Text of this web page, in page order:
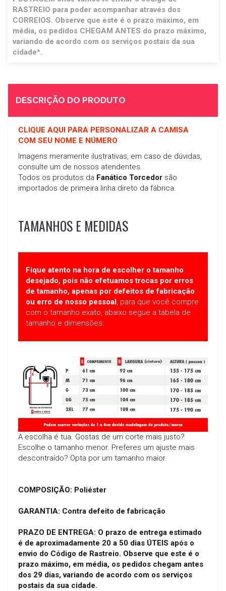
RASTREIO para poder acompanhar através dos
CORREIOS. Observe que este é o prazo máximo, em
média, os pedidos CHEGAM ANTES do prazo máximo,
variando de acordo com os serviços postais da sua
cidade*.
DESCRIÇÃO DO PRODUTO
CLIQUE AQUI PARA PERSONALIZAR A CAMISA
COM SEU NOME E NÚMERO
Imagens meramente ilustrativas, em caso de dúvidas,
consulte um de nossos atendentes.
Todos os produtos da Fanático Torcedor são
importados de primeira linha direto da fábrica.
TAMANHOS E MEDIDAS
Fique atento na hora de escolher o tamanho
desejado, pois não efetuamos trocas por erros
de tamanho, apenas por defeitos de fabricação
ou erro de nosso pessoal, para que você compre
com o tamanho exato, abaixo segue a tabela de
tamanho e dimensões:
A escolha é tua. Gostas de um corte mais justo?
Escolhe o tamanho menor. Preferes um ajuste mais
descontraído? Opta por um tamanho maior.
COMPOSIÇÃO: Poliéster
GARANTIA: Contra defeito de fabricação
PRAZO DE ENTREGA: O prazo de entrega estimado
é de aproximadamente 20 a 50 dias ÚTEIS após o
envio do Código de Rastreio. Observe que este é o
prazo máximo, em média, os pedidos chegam antes
dos 29 dias, variando de acordo com os serviços
postais da sua cidade.